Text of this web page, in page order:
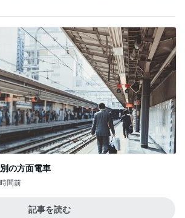
の方面電車
間前
記事を読む